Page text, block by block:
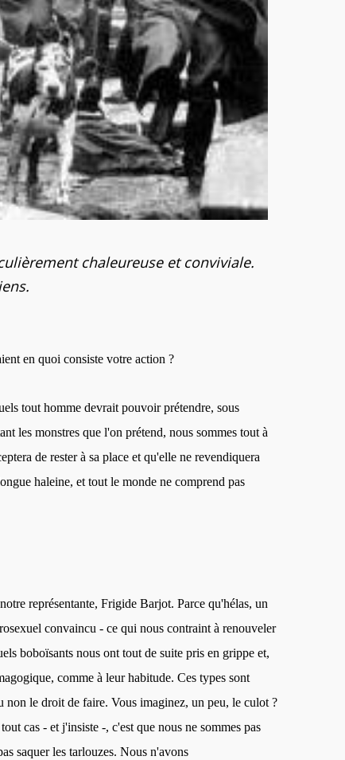
chaleureuse et conviviale.
en quoi consiste votre action ?
tout homme devrait pouvoir prétendre, sous
les monstres que l'on prétend, nous sommes tout à
de rester à sa place et qu'elle ne revendiquera
haleine, et tout le monde ne comprend pas
représentante, Frigide Barjot. Parce qu'hélas, un
convaincu - ce qui nous contraint à renouveler
boboïsants nous ont tout de suite pris en grippe et,
comme à leur habitude. Ces types sont
non le droit de faire. Vous imaginez, un peu, le culot ?
cas - et j'insiste -, c'est que nous ne sommes pas
saquer les tarlouzes. Nous n'avons